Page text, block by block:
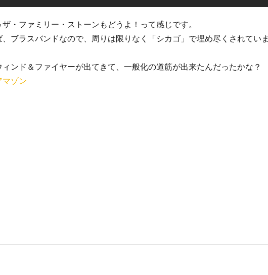
・ファミリー・ストーンもどうよ！って感じです。
ブラスバンドなので、周りは限りなく「シカゴ」で埋め尽くされていま
ンド＆ファイヤーが出てきて、一般化の道筋が出来たんだったかな？
マゾン